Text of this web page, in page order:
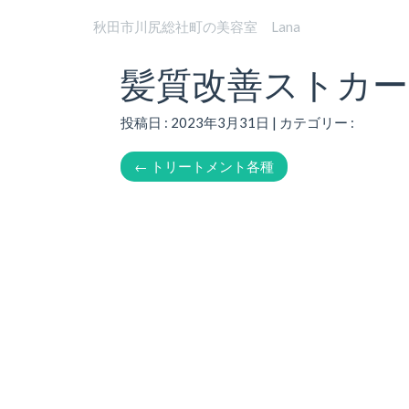
秋田市川尻総社町の美容室 Lana
髪質改善ストカ
投稿日 : 2023年3月31日 | カテゴリー :
← トリートメント各種